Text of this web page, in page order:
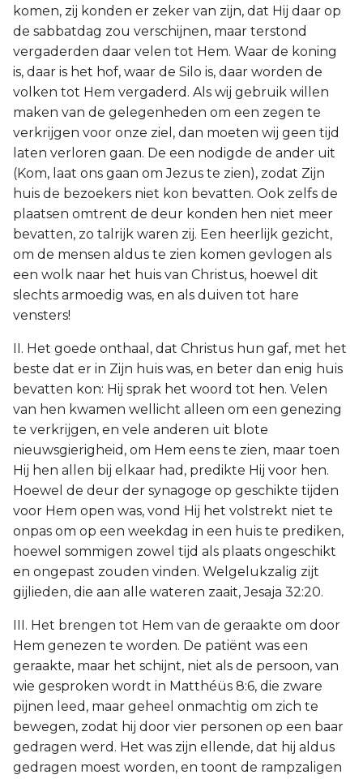
komen, zij konden er zeker van zijn, dat Hij daar op
de sabbatdag zou verschijnen, maar terstond
vergaderden daar velen tot Hem. Waar de koning
is, daar is het hof, waar de Silo is, daar worden de
volken tot Hem vergaderd. Als wij gebruik willen
maken van de gelegenheden om een zegen te
verkrijgen voor onze ziel, dan moeten wij geen tijd
laten verloren gaan. De een nodigde de ander uit
(Kom, laat ons gaan om Jezus te zien), zodat Zijn
huis de bezoekers niet kon bevatten. Ook zelfs de
plaatsen omtrent de deur konden hen niet meer
bevatten, zo talrijk waren zij. Een heerlijk gezicht,
om de mensen aldus te zien komen gevlogen als
een wolk naar het huis van Christus, hoewel dit
slechts armoedig was, en als duiven tot hare
vensters!
II. Het goede onthaal, dat Christus hun gaf, met het
beste dat er in Zijn huis was, en beter dan enig huis
bevatten kon: Hij sprak het woord tot hen. Velen
van hen kwamen wellicht alleen om een genezing
te verkrijgen, en vele anderen uit blote
nieuwsgierigheid, om Hem eens te zien, maar toen
Hij hen allen bij elkaar had, predikte Hij voor hen.
Hoewel de deur der synagoge op geschikte tijden
voor Hem open was, vond Hij het volstrekt niet te
onpas om op een weekdag in een huis te prediken,
hoewel sommigen zowel tijd als plaats ongeschikt
en ongepast zouden vinden. Welgelukzalig zijt
gijlieden, die aan alle wateren zaait, Jesaja 32:20.
III. Het brengen tot Hem van de geraakte om door
Hem genezen te worden. De patiënt was een
geraakte, maar het schijnt, niet als de persoon, van
wie gesproken wordt in Matthéüs 8:6, die zware
pijnen leed, maar geheel onmachtig om zich te
bewegen, zodat hij door vier personen op een baar
gedragen werd. Het was zijn ellende, dat hij aldus
gedragen moest worden, en toont de rampzaligen